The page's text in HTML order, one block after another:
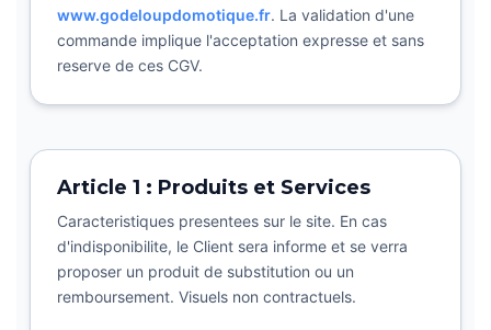
www.godeloupdomotique.fr. La validation d'une
commande implique l'acceptation expresse et sans
reserve de ces CGV.
Article 1 : Produits et Services
Caracteristiques presentees sur le site. En cas
d'indisponibilite, le Client sera informe et se verra
proposer un produit de substitution ou un
remboursement. Visuels non contractuels.